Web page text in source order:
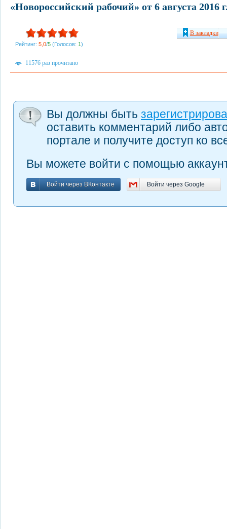
«Новороссийский рабочий» от 6 августа 2016
Рейтинг: 5,0/5 (Голосов: 1)
В закладки
11576 раз прочитано
Вы должны быть
оставить комментарий либо
портале и получите доступ ко
Вы можете войти с помощью
Войти через ВКонтакте
Войти через ВКонтакте Войти через Google
Войти через Google